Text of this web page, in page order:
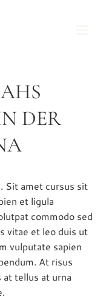
DER
Sit amet cursus sit
et ligula
commodo sed
vitae et leo duis ut
vulputate sapien
At risus
tellus at urna